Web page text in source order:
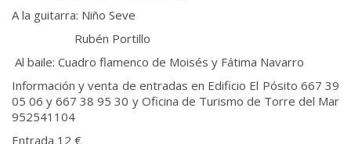
A la guitarra: Niño Seve
Rubén Portillo
Al baile: Cuadro flamenco de Moisés y Fátima Navarro
Información y venta de entradas en Edificio El Pósito 667 39
05 06 y 667 38 95 30 y Oficina de Turismo de Torre del Mar
952541104
Entrada 12 €